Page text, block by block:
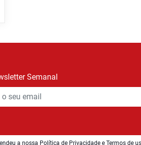
Semanal
a nossa Política de Privacidade e Termos de